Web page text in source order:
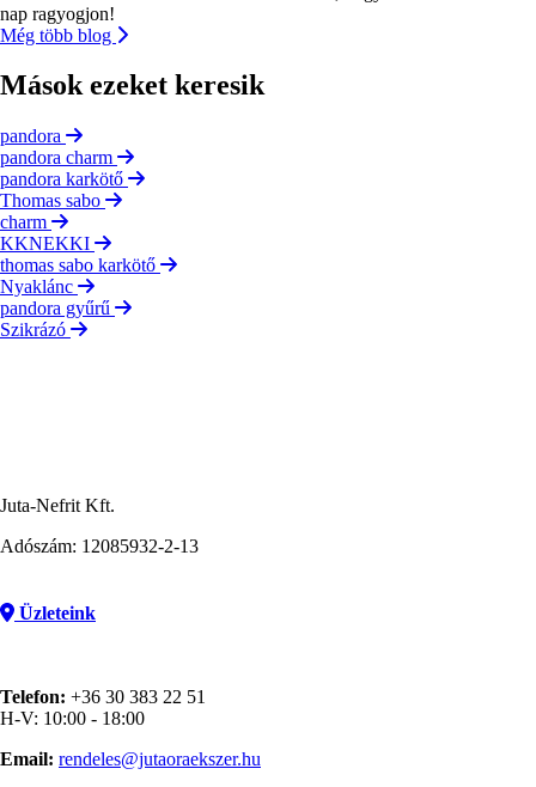
nap ragyogjon!
Még több blog
Mások ezeket keresik
pandora
pandora charm
pandora karkötő
Thomas sabo
charm
KKNEKKI
thomas sabo karkötő
Nyaklánc
pandora gyűrű
Szikrázó
Juta-Nefrit Kft.
Adószám: 12085932-2-13
Üzleteink
Telefon: +36 30 383 22 51
H-V: 10:00 - 18:00
Email: rendeles@jutaoraekszer.hu